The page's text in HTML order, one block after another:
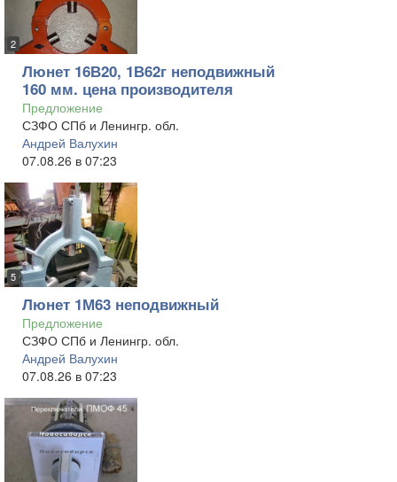
2
Люнет 16В20, 1В62г неподвижный
160 мм. цена производителя
Предложение
СЗФО СПб и Ленингр. обл.
Андрей Валухин
07.08.26 в 07:23
5
Люнет 1М63 неподвижный
Предложение
СЗФО СПб и Ленингр. обл.
Андрей Валухин
07.08.26 в 07:23